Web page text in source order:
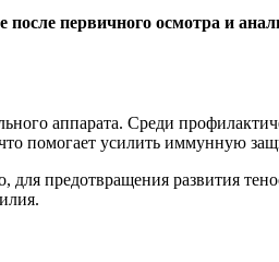
первичного осмотра и
аппарата. Среди
помогает усилить иммунную
предотвращения развития